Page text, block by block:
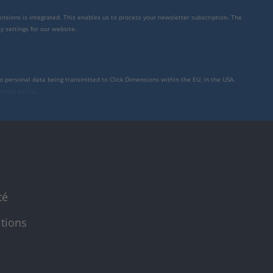
is integrated. This enables us to process your newsletter subscription. The
settings for our website.
data being transmitted to Click Dimensions within the EU, in the USA,